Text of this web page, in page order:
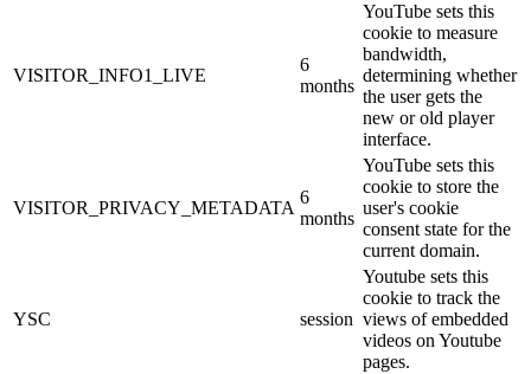
VISITOR_INFO1_LIVE
6
months
YouTube sets this
cookie to measure
bandwidth,
determining whether
the user gets the
new or old player
interface.
VISITOR_PRIVACY_METADATA
6
months
YouTube sets this
cookie to store the
user's cookie
consent state for the
current domain.
YSC session
Youtube sets this
cookie to track the
views of embedded
videos on Youtube
pages.